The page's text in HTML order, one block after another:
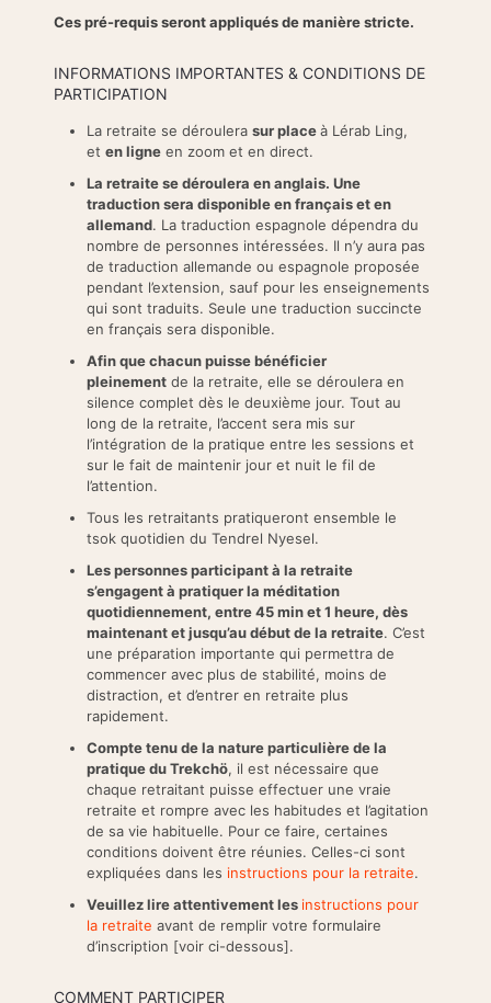
Ces pré-requis seront appliqués de manière stricte.
INFORMATIONS IMPORTANTES & CONDITIONS DE
PARTICIPATION
La retraite se déroulera sur placeà Lérab Ling,
et en ligne en zoom et en direct.
La retraite se déroulera en anglais. Une
traduction sera disponible en français et en
allemand. La traduction espagnole dépendra du
nombre de personnes intéressées. Il n’y aura pas
de traduction allemande ou espagnole proposée
pendant l’extension, sauf pour les enseignements
qui sont traduits. Seule une traduction succincte
en français sera disponible.
Afin que chacun puisse bénéficier
pleinement de la retraite, elle se déroulera en
silence complet dès le deuxième jour. Tout au
long de la retraite, l’accent sera mis sur
l’intégration de la pratique entre les sessions et
sur le fait de maintenir jour et nuit le fil de
l’attention.
Tous les retraitants pratiqueront ensemble le
tsok quotidien du Tendrel Nyesel.
Les personnes participant à la retraite
s’engagent à pratiquer la méditation
quotidiennement, entre 45 min et 1 heure, dès
maintenant et jusqu’au début de la retraite. C’est
une préparation importante qui permettra de
commencer avec plus de stabilité, moins de
distraction, et d’entrer en retraite plus
rapidement.
Compte tenu de la nature particulière de la
pratique du Trekchö, il est nécessaire que
chaque retraitant puisse effectuer une vraie
retraite et rompre avec les habitudes et l’agitation
de sa vie habituelle. Pour ce faire, certaines
conditions doivent être réunies. Celles-ci sont
expliquées dans les instructions pour la retraite.
Veuillez lire attentivement les instructions pour
la retraite avant de remplir votre formulaire
d’inscription [voir ci-dessous].
COMMENT PARTICIPER